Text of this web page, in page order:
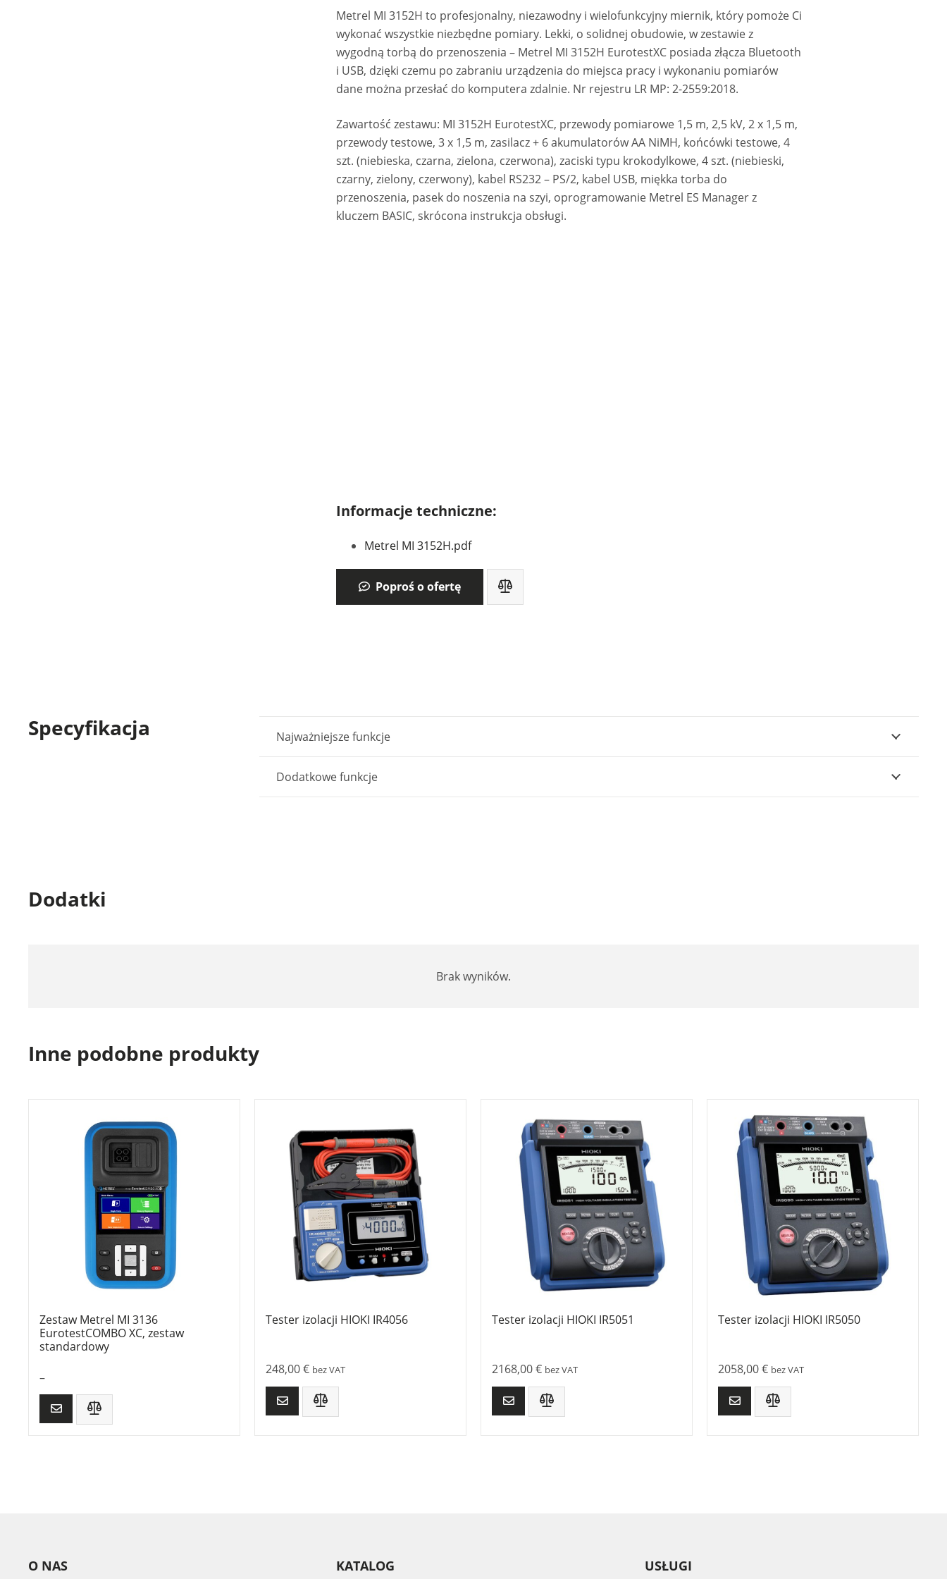
Metrel MI 3152H to profesjonalny, niezawodny i wielofunkcyjny miernik, który pomoże Ci
wykonać wszystkie niezbędne pomiary. Lekki, o solidnej obudowie, w zestawie z
wygodną torbą do przenoszenia – Metrel MI 3152H EurotestXC posiada złącza Bluetooth
i USB, dzięki czemu po zabraniu urządzenia do miejsca pracy i wykonaniu pomiarów
dane można przesłać do komputera zdalnie. Nr rejestru LR MP: 2-2559:2018.
Zawartość zestawu: MI 3152H EurotestXC, przewody pomiarowe 1,5 m, 2,5 kV, 2 x 1,5 m,
przewody testowe, 3 x 1,5 m, zasilacz + 6 akumulatorów AA NiMH, końcówki testowe, 4
szt. (niebieska, czarna, zielona, czerwona), zaciski typu krokodylkowe, 4 szt. (niebieski,
czarny, zielony, czerwony), kabel RS232 – PS/2, kabel USB, miękka torba do
przenoszenia, pasek do noszenia na szyi, oprogramowanie Metrel ES Manager z
kluczem BASIC, skrócona instrukcja obsługi.
Informacje techniczne:
Metrel MI 3152H.pdf
Poproś o ofertę
Specyfikacja Najważniejsze funkcje
Dodatkowe funkcje
Dodatki
Brak wyników.
Inne podobne produkty
Zestaw Metrel MI 3136
EurotestCOMBO XC, zestaw
standardowy
–
Tester izolacji HIOKI IR4056
248,00€ bez VAT
Tester izolacji HIOKI IR5051
2168,00€ bez VAT
Tester izolacji HIOKI IR5050
2058,00€ bez VAT
O NAS KATALOG USŁUGI